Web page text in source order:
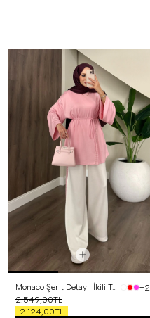
Monaco Şerit Detaylı İkili Takım Pembe
+2
2.549,00TL
2.124,00TL